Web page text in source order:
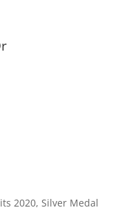
2020, Silver Medal